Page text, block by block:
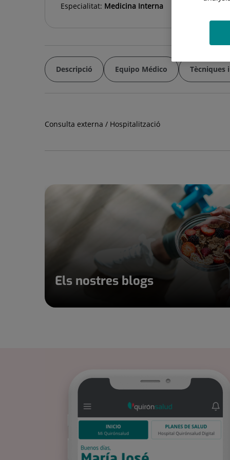
Especialitat: Medicina Interna
Descripció Equipo Médico Tècniques
Consulta externa / Hospitalització
Els nostres blogs